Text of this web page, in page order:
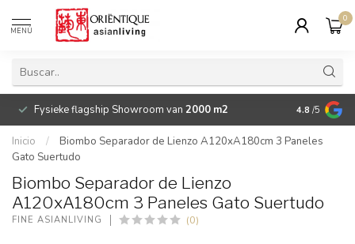
MENÚ
0
Fysieke flagship Showroom van 2000 m2 Betaalbare
4.8 /5
Inicio /
Biombo Separador de Lienzo A120xA180cm 3 Paneles
Gato Suertudo
Biombo Separador de Lienzo
A120xA180cm 3 Paneles Gato Suertudo
FINE ASIANLIVING (0)